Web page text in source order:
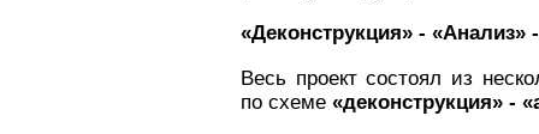
«Деконструкция» - «Анализ»
Весь проект состоял из
по схеме «деконструкция» -